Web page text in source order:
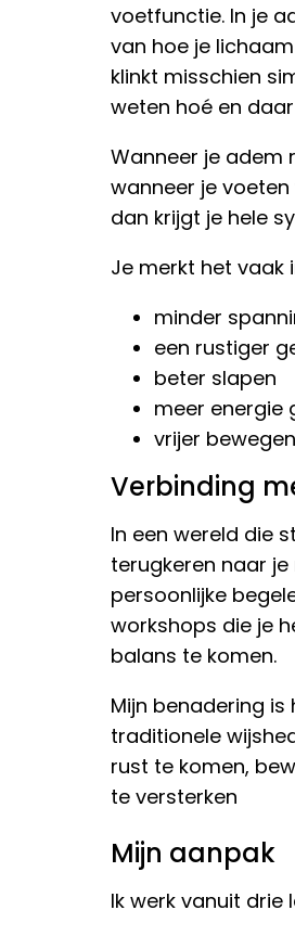
voetfunctie. In je
van hoe je
klinkt misschien
weten hoé en
Wanneer je adem
wanneer je
dan krijgt je hele
Je merkt het vaak
minder
een rustiger
beter slapen
meer energie
vrijer
Verbinding
In een wereld die
terugkeren naar
persoonlijke
workshops die je
balans te komen.
Mijn benadering
traditionele
rust te komen,
te versterken
Mijn aanpak
Ik werk vanuit drie